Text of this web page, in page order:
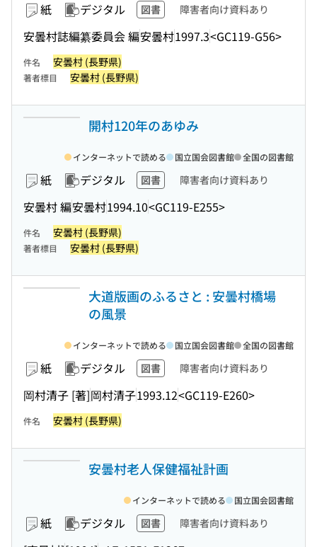
紙 デジタル 図書 障害者向け資料あり
安曇村誌編纂委員会 編安曇村1997.3<GC119-G56>
件名 安曇村 (長野県)
著者標目 安曇村 (長野県)
開村120年のあゆみ
紙 デジタル 図書 障害者向け資料あり
安曇村 編安曇村1994.10<GC119-E255>
インターネットで読める 国立国会図書館 全国の図書館
件名 安曇村 (長野県)
著者標目 安曇村 (長野県)
大道版画のふるさと : 安曇村橋場
の風景
紙 デジタル 図書 障害者向け資料あり
岡村清子 [著]岡村清子1993.12<GC119-E260>
インターネットで読める 国立国会図書館 全国の図書館
件名 安曇村 (長野県)
安曇村老人保健福祉計画
紙 デジタル 図書 障害者向け資料あり
インターネットで読める 国立国会図書館